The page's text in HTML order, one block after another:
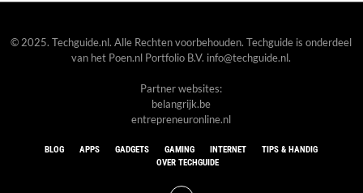
© 2025. Techguide.nl. Alle Rechten voorbehouden. Techguide is onderdeel
van het Poen.nl Portfolio B.V. info@techguide.nl.
Partner websites:
belangrijk.be
entrepreneuronline.nl
BLOG APPS GADGETS GAMING INTERNET
TIPS & HANDIG
OVER TECHGUIDE